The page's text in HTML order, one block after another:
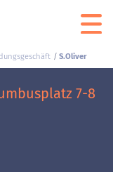
S.Oliver
7-8